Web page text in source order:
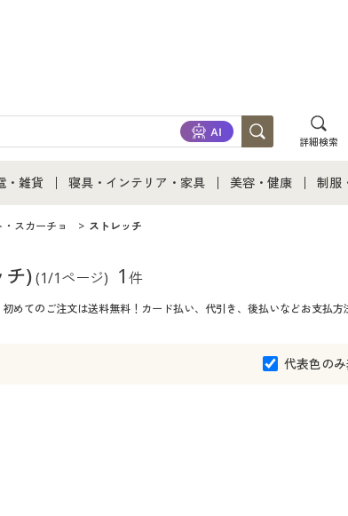
詳細検索
て
ョン
・雑貨
・雑貨すべて
チン・雑貨・日用品
寝具・インテリア・家具
寝具・インテリア・家具通販すべて
家具・収納
寝具・ベッド
美容・健康 制服
ジュ
スカーチョ ストレッチ
チ)(1/1ページ) 1 件
めてのご注文は送料無料！カード払い、代引き、後払いなどお支払方
代表色の